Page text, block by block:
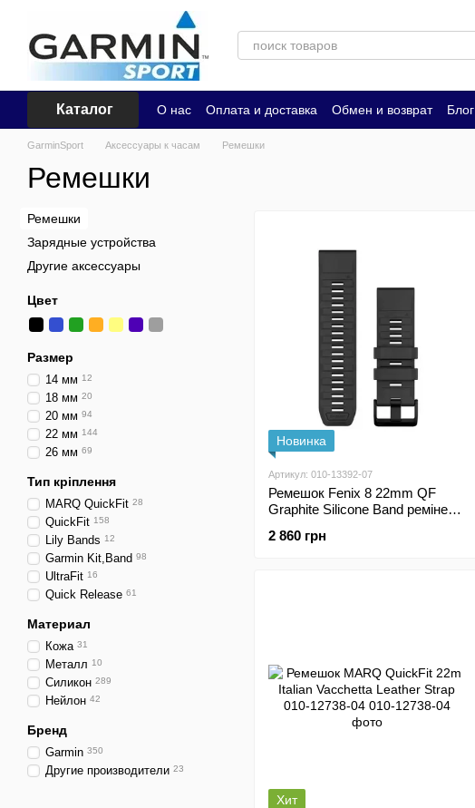
Перейти к основному контенту
Каталог О нас Оплата и доставка Обмен и возврат Блог
GarminSport Аксессуары к часам Ремешки
Ремешки
Новинка
Артикул: 010-13392-07
Ремешок Fenix 8 22mm QF
Graphite Silicone Band ремінець
2 860 грн
Хит
Ремешки
Зарядные устройства
Другие аксессуары
Цвет
Размер
14 мм 12
18 мм 20
20 мм 94
22 мм 144
26 мм 69
Тип кріплення
MARQ QuickFit 28
QuickFit 158
Lily Bands 12
Garmin Kit,Band 98
UltraFit 16
Quick Release 61
Материал
Кожа 31
Металл 10
Силикон 289
Нейлон 42
Бренд
Garmin 350
Другие производители 23